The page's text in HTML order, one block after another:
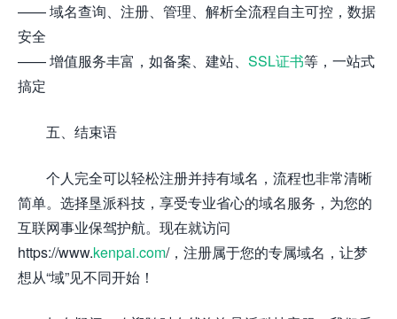
—— 域名查询、注册、管理、解析全流程自主可控，数据
安全
—— 增值服务丰富，如备案、建站、 SSL证书等，一站式
搞定
五、结束语
个人完全可以轻松注册并持有域名，流程也非常清晰
简单。选择垦派科技，享受专业省心的域名服务，为您的
互联网事业保驾护航。现在就访问
https://www.kenpai.com/，注册属于您的专属域名，让梦
想从“域”见不同开始！